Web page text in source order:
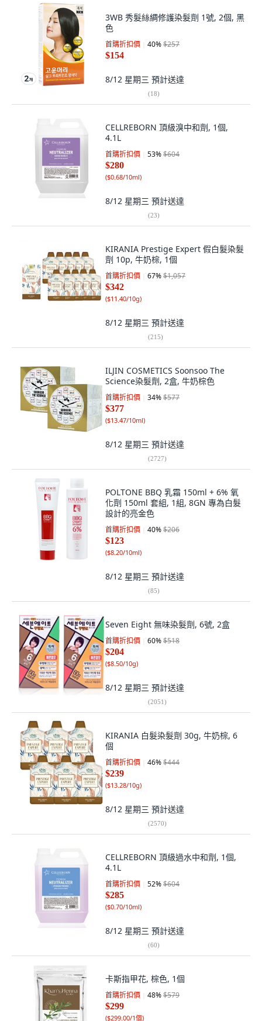
3WB 秀髮絲綢修護染髮劑 1號, 2個, 黑
色
首購折扣價 40%$257
$154
8/12 星期三 預計送達
(18)
CELLREBORN 頂級溴中和劑, 1個,
4.1L
首購折扣價 53%$604
$280
($0.68/10ml)
8/12 星期三 預計送達
(23)
KIRANIA Prestige Expert 假白髮染髮
劑 10p, 牛奶棕, 1個
首購折扣價 67%$1,057
$342
($11.40/10g)
8/12 星期三 預計送達
(215)
ILJIN COSMETICS Soonsoo The
Science染髮劑, 2盒, 牛奶棕色
首購折扣價 34%$577
$377
($13.47/10ml)
8/12 星期三 預計送達
(2727)
POLTONE BBQ 乳霜 150ml + 6% 氧
化劑 150ml 套組, 1組, 8GN 專為白髮
設計的亮金色
首購折扣價 40%$206
$123
($8.20/10ml)
8/12 星期三 預計送達
(85)
Seven Eight 無味染髮劑, 6號, 2盒
首購折扣價 60%$518
$204
($8.50/10g)
8/12 星期三 預計送達
(2051)
KIRANIA 白髮染髮劑 30g, 牛奶棕, 6
個
首購折扣價 46%$444
$239
($13.28/10g)
8/12 星期三 預計送達
(2570)
CELLREBORN 頂級過水中和劑, 1個,
4.1L
首購折扣價 52%$604
$285
($0.70/10ml)
8/12 星期三 預計送達
(60)
卡斯指甲花, 棕色, 1個
首購折扣價 48%$579
$299
($299.00/1個)